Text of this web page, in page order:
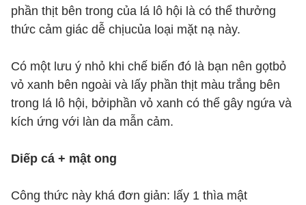
phần thịt bên trong của lá lô hội là có thể thưởng
thức cảm giác dễ chịucủa loại mặt nạ này.
Có một lưu ý nhỏ khi chế biến đó là bạn nên gọtbỏ
vỏ xanh bên ngoài và lấy phần thịt màu trắng bên
trong lá lô hội, bởiphần vỏ xanh có thể gây ngứa và
kích ứng với làn da mẫn cảm.
Diếp cá + mật ong
Công thức này khá đơn giản: lấy 1 thìa mật